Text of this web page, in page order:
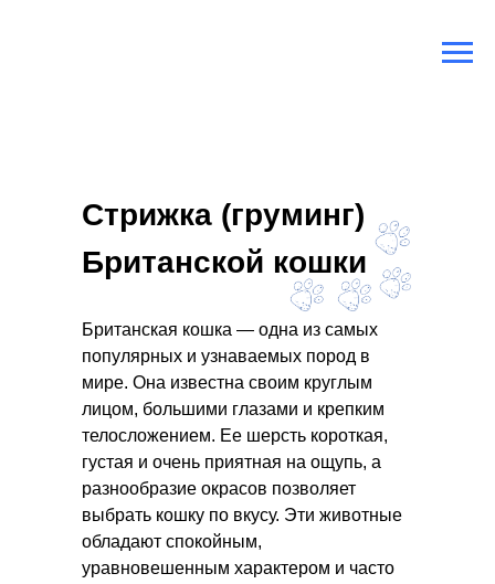
Стрижка (груминг)
Британской кошки
Британская кошка — одна из самых
популярных и узнаваемых пород в
мире. Она известна своим круглым
лицом, большими глазами и крепким
телосложением. Ее шерсть короткая,
густая и очень приятная на ощупь, а
разнообразие окрасов позволяет
выбрать кошку по вкусу. Эти животные
обладают спокойным,
уравновешенным характером и часто